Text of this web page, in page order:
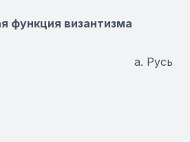
функция византизма
а. Русь